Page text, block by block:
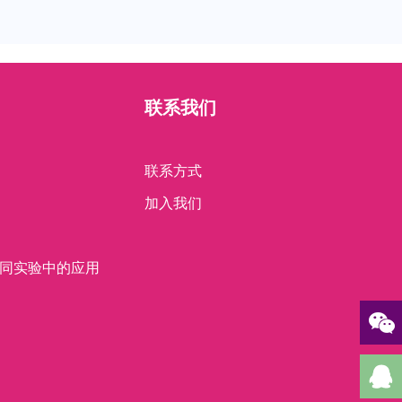
实验中的应用
联系我们
联系方式
加入我们